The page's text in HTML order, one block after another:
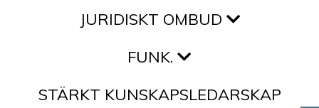
JURIDISKT OMBUD
FUNK.
STÄRKT KUNSKAPSLEDARSKAP